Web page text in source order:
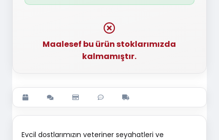
Maalesef bu ürün stoklarımızda
kalmamıştır.
Evcil dostlarımızın veteriner seyahatleri ve